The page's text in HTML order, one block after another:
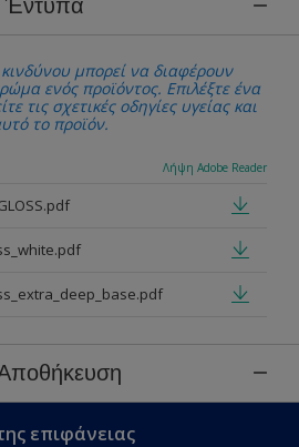
μπορεί να διαφέρουν
ενός προϊόντος. Επιλέξτε ένα
τις σχετικές οδηγίες υγείας και
το προϊόν.
Λήψη Adobe Reader
επιφάνειας